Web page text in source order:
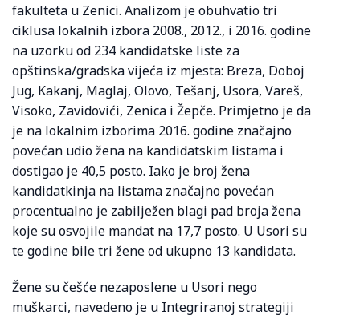
fakulteta u Zenici. Analizom je obuhvatio tri
ciklusa lokalnih izbora 2008., 2012., i 2016. godine
na uzorku od 234 kandidatske liste za
opštinska/gradska vijeća iz mjesta: Breza, Doboj
Jug, Kakanj, Maglaj, Olovo, Tešanj, Usora, Vareš,
Visoko, Zavidovići, Zenica i Žepče. Primjetno je da
je na lokalnim izborima 2016. godine značajno
povećan udio žena na kandidatskim listama i
dostigao je 40,5 posto. Iako je broj žena
kandidatkinja na listama značajno povećan
procentualno je zabilježen blagi pad broja žena
koje su osvojile mandat na 17,7 posto. U Usori su
te godine bile tri žene od ukupno 13 kandidata.
Žene su češće nezaposlene u Usori nego
muškarci, navedeno je u Integriranoj strategiji